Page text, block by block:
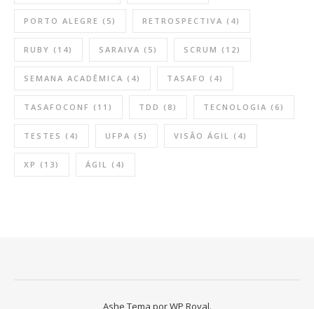
PORTO ALEGRE (5) RETROSPECTIVA (4)
RUBY (14) SARAIVA (5) SCRUM (12)
SEMANA ACADÊMICA (4) TASAFO (4)
TASAFOCONF (11) TDD (8) TECNOLOGIA (6)
TESTES (4) UFPA (5) VISÃO ÁGIL (4)
XP (13) ÁGIL (4)
Ashe Tema porWP Royal.